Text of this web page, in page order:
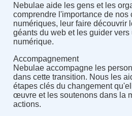
Nebulae aide les gens et les
comprendre l'importance de nos
numériques, leur faire découvrir
géants du web et les guider vers
numérique.
Accompagnement
Nebulae accompagne les
dans cette transition. Nous les
étapes clés du changement
œuvre et les soutenons dans la
actions.